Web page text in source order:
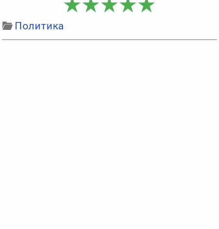
Политика